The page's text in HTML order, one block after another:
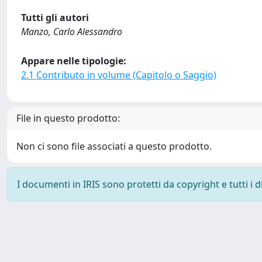
Tutti gli autori
Manzo, Carlo Alessandro
Appare nelle tipologie:
2.1 Contributo in volume (Capitolo o Saggio)
File in questo prodotto:
Non ci sono file associati a questo prodotto.
I documenti in IRIS sono protetti da copyright e tutti i